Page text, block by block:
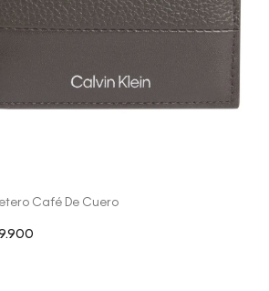
Café De Cuero
.900